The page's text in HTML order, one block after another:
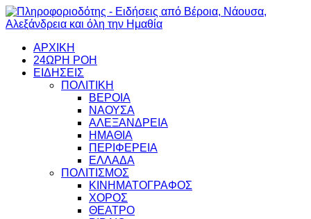
ΑΡΧΙΚΗ
24ΩΡΗ ΡΟΗ
ΕΙΔΗΣΕΙΣ
ΠΟΛΙΤΙΚΗ
ΒΕΡΟΙΑ
ΝΑΟΥΣΑ
ΑΛΕΞΑΝΔΡΕΙΑ
ΗΜΑΘΙΑ
ΠΕΡΙΦΕΡΕΙΑ
ΕΛΛΑΔΑ
ΠΟΛΙΤΙΣΜΟΣ
ΚΙΝΗΜΑΤΟΓΡΑΦΟΣ
ΧΟΡΟΣ
ΘΕΑΤΡΟ